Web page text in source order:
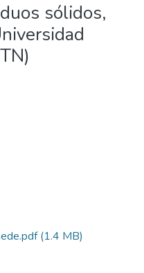
sólidos,
(1.4 MB)